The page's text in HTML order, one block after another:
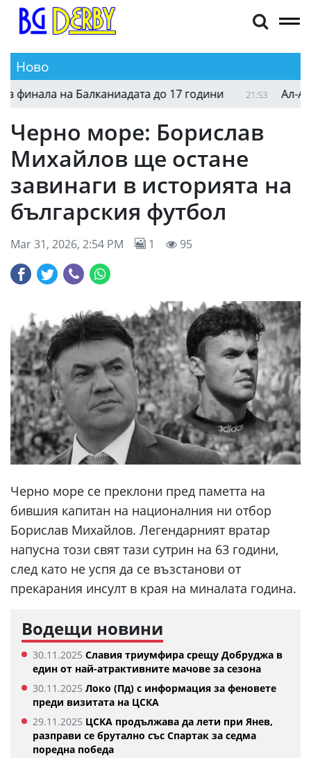
Ново
на Балканиадата до 17 години 21:53 Ал-Ахли
Черно море: Борислав
Михайлов ще остане
завинаги в историята на
българския футбол
Mar 31, 2026, 2:54 PM 1 95
Черно море се преклони пред паметта на
бившия капитан на националния ни отбор
Борислав Михайлов. Легендарният вратар
напусна този свят тази сутрин на 63 години,
след като не успя да се възстанови от
прекарания инсулт в края на миналата година.
Водещи новини
30.11.2025 Славия триумфира срещу Добруджа в
един от най-атрактивните мачове за сезона
30.11.2025 Локо (Пд) с информация за феновете
преди визитата на ЦСКА
29.11.2025 ЦСКА продължава да лети при Янев,
разправи се брутално със Спартак за седма
поредна победа